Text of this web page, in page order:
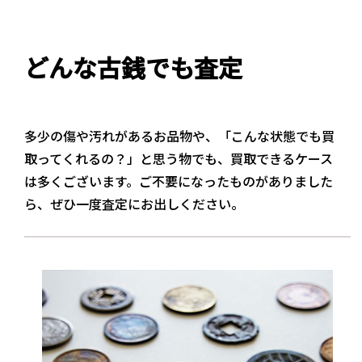
どんな古銭でも査定
多少の傷や汚れがあるお品物や、「こんな状態でも買
取ってくれるの？」と思う物でも、買取できるケース
は多くございます。ご不要になったものがありました
ら、ぜひ一度査定にお出しください。